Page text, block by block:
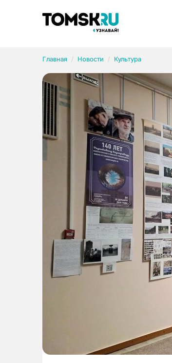
Главная Новости Культура
Рубрики